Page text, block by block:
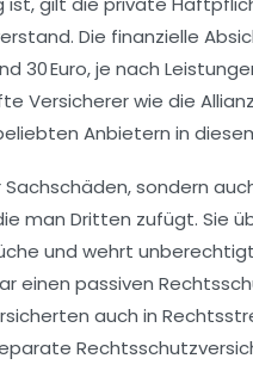
Die finanzielle
30 Euro, je nach
Versicherer wie die
Anbietern in
sondern
man Dritten zufügt. Sie
und wehrt
einen passiven
auch in